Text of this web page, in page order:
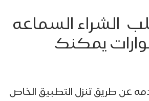
السماعه
يمكنك
طريق تنزل التطبيق الخاص